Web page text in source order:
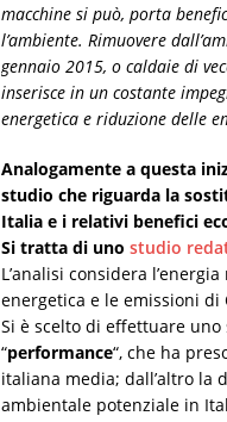
macchine si può, porta
l’ambiente. Rimuovere
gennaio 2015, o caldaie di
inserisce in un costante
energetica e riduzione delle
Analogamente a questa
studio che riguarda la
Italia e i relativi benefici
Si tratta di uno studio
L’analisi considera
energetica e le emissioni
Si è scelto di effettuare
“performance“, che ha
italiana media; dall’altro la
ambientale potenziale in